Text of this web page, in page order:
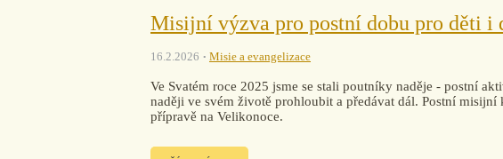
Misijní výzva pro postní dobu pro děti i
16.2.2026 Misie a evangelizace
Ve Svatém roce 2025 jsme se stali poutníky naděje - postní
naději ve svém životě prohloubit a předávat dál. Postní misijní
přípravě na Velikonoce.